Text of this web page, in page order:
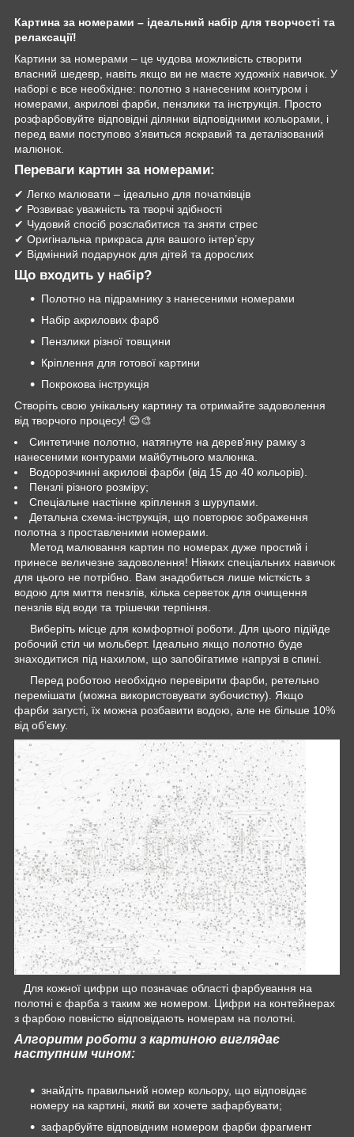
Картина за номерами – ідеальний набір для творчості та
релаксації!
Картини за номерами – це чудова можливість створити
власний шедевр, навіть якщо ви не маєте художніх навичок. У
наборі є все необхідне: полотно з нанесеним контуром і
номерами, акрилові фарби, пензлики та інструкція. Просто
розфарбовуйте відповідні ділянки відповідними кольорами, і
перед вами поступово з’явиться яскравий та деталізований
малюнок.
Переваги картин за номерами:
✔ Легко малювати – ідеально для початківців
✔ Розвиває уважність та творчі здібності
✔ Чудовий спосіб розслабитися та зняти стрес
✔ Оригінальна прикраса для вашого інтер’єру
✔ Відмінний подарунок для дітей та дорослих
Що входить у набір?
Полотно на підрамнику з нанесеними номерами
Набір акрилових фарб
Пензлики різної товщини
Кріплення для готової картини
Покрокова інструкція
Створіть свою унікальну картину та отримайте задоволення
від творчого процесу! 😊🎨
Синтетичне полотно, натягнуте на дерев'яну рамку з
нанесеними контурами майбутнього малюнка.
Водорозчинні акрилові фарби (від 15 до 40 кольорів).
Пензлі різного розміру;
Спеціальне настінне кріплення з шурупами.
Детальна схема-інструкція, що повторює зображення
полотна з проставленими номерами.
Метод малювання картин по номерах дуже простий і
принесе величезне задоволення! Ніяких спеціальних навичок
для цього не потрібно. Вам знадобиться лише місткість з
водою для миття пензлів, кілька серветок для очищення
пензлів від води та трішечки терпіння.
Виберіть місце для комфортної роботи. Для цього підійде
робочий стіл чи мольберт. Ідеально якщо полотно буде
знаходитися під нахилом, що запобігатиме напрузі в спині.
Перед роботою необхідно перевірити фарби, ретельно
перемішати (можна використовувати зубочистку). Якщо
фарби загусті, їх можна розбавити водою, але не більше 10%
від об’єму.
Для кожної цифри що позначає області фарбування на
полотні є фарба з таким же номером. Цифри на контейнерах
з фарбою повністю відповідають номерам на полотні.
Алгоритм роботи з картиною виглядає
наступним чином:
знайдіть правильний номер кольору, що відповідає
номеру на картині, який ви хочете зафарбувати;
зафарбуйте відповідним номером фарби фрагмент